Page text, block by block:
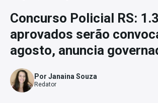
Concurso Policial RS:
aprovados serão
agosto, anuncia
Por Janaina Souza
Redator